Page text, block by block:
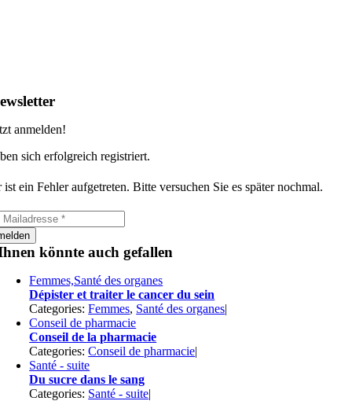
anmelden!
sich erfolgreich registriert.
ist ein Fehler aufgetreten. Bitte versuchen Sie es später nochmal.
könnte auch gefallen
Femmes,Santé des organes
Dépister et traiter le cancer du sein
Categories:Femmes, Santé des organes|
Conseil de pharmacie
Conseil de la pharmacie
Categories:Conseil de pharmacie|
Santé - suite
Du sucre dans le sang
Categories: Santé - suite|